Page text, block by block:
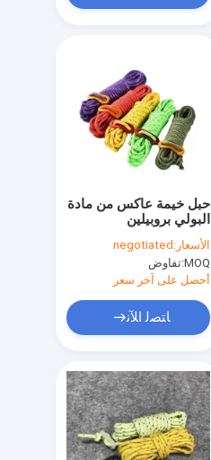
حبل خيمة عاكس من مادة
البولي بروبيلين
الأسعار: negotiated
MOQ: تفاوض
أحصل على آخر سعر
ﺎﺘﺼﻟ ﺍﻶﻧ